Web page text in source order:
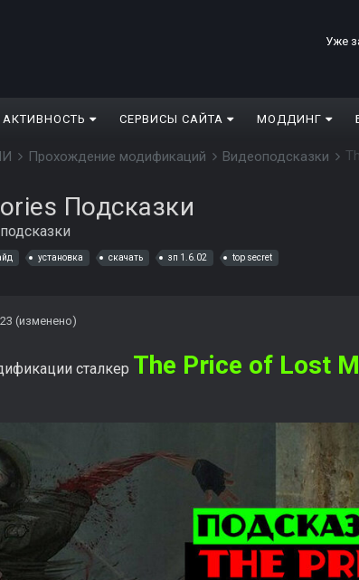
Уже
АКТИВНОСТЬ СЕРВИСЫ САЙТА МОДДИНГ
Прохождение модификаций Видеоподсказки
Подсказки
установка скачать зп 1.6.02 top secret
(изменено)
сталкер The Price of Lost